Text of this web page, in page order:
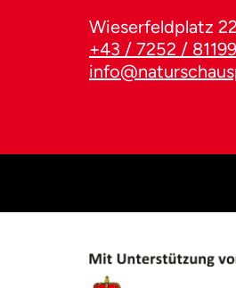
Wieserfeldplatz
+43 / 7252 /